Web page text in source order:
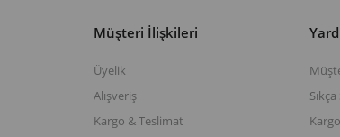
Müşteri İlişkileri
Üyelik
Alışveriş
Kargo & Teslimat